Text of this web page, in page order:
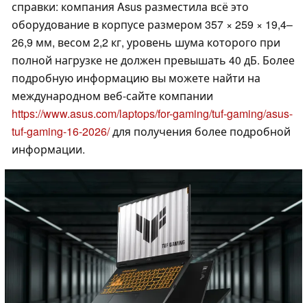
справки: компания Asus разместила всё это
оборудование в корпусе размером 357 × 259 × 19,4–
26,9 мм, весом 2,2 кг, уровень шума которого при
полной нагрузке не должен превышать 40 дБ. Более
подробную информацию вы можете найти на
международном веб-сайте компании
https://www.asus.com/laptops/for-gaming/tuf-gaming/asus-
tuf-gaming-16-2026/для получения более подробной
информации.